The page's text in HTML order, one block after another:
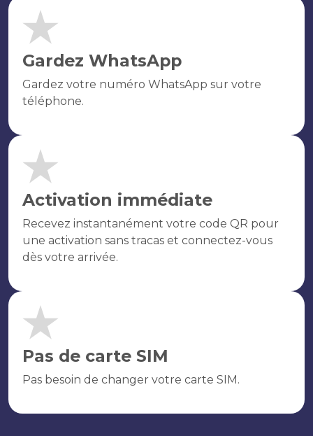
Gardez WhatsApp
Gardez votre numéro WhatsApp sur votre
téléphone.
Activation immédiate
Recevez instantanément votre code QR pour
une activation sans tracas et connectez-vous
dès votre arrivée.
Pas de carte SIM
Pas besoin de changer votre carte SIM.